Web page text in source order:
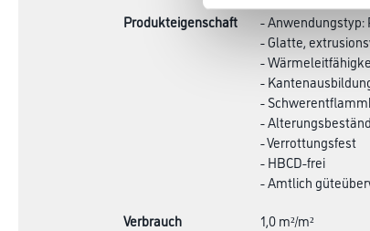
Produkteigenschaft
- Anwendungstyp:
- Glatte,
-
-
-
-
- Verrottungsfest
- HBCD-frei
- Amtlich
Verbrauch
1,0 m²/m²